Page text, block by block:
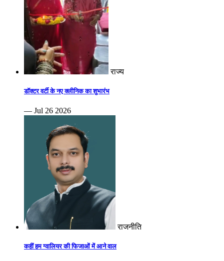
राज्य
डॉक्टर वर्टी के नए क्लीनिक का शुभारंभ
— Jul 26 2026
राजनीति
कहीं हम ग्वालियर की फिजाओं में आने वाल